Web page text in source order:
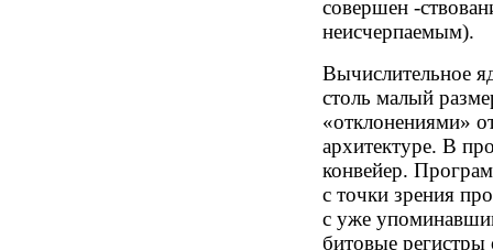
совершен -
неисчерпаемым).
Вычислительное
столь малый
«отклонениями»
архитектуре. В
конвейер.
с точки зрения
с уже
битовые регистры